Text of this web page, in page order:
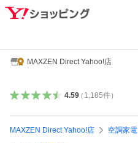
MAXZEN Direct Yahoo!店
4.59（ 1,185件）
MAXZEN Direct Yahoo!店 空調家電